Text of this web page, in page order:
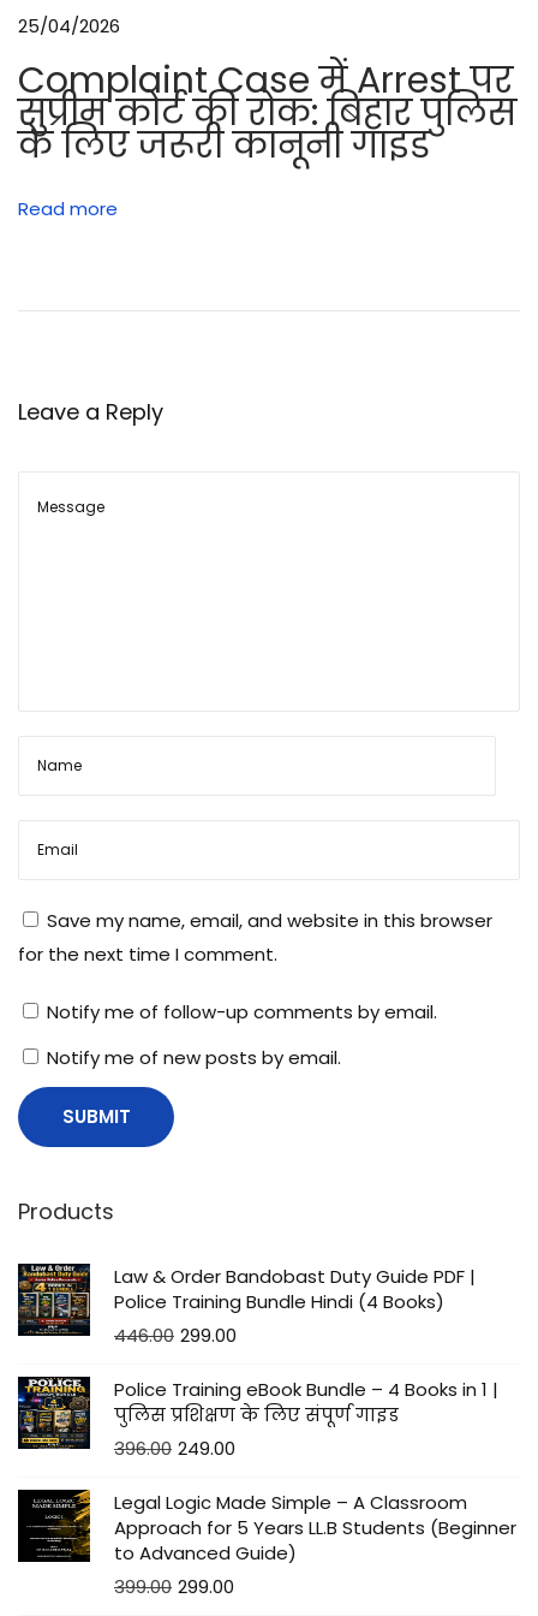
25/04/2026
Complaint Case में Arrest पर
सुप्रीम कोर्ट की रोक: बिहार पुलिस
के लिए जरूरी कानूनी गाइड
Read more
Leave a Reply
Save my name, email, and website in this browser
for the next time I comment.
Notify me of follow-up comments by email.
Notify me of new posts by email.
Products
Law & Order Bandobast Duty Guide PDF |
Police Training Bundle Hindi (4 Books)
446.00 299.00
Police Training eBook Bundle – 4 Books in 1 |
पुलिस प्रशिक्षण के लिए संपूर्ण गाइड
396.00 249.00
Legal Logic Made Simple – A Classroom
Approach for 5 Years LL.B Students (Beginner
to Advanced Guide)
399.00 299.00